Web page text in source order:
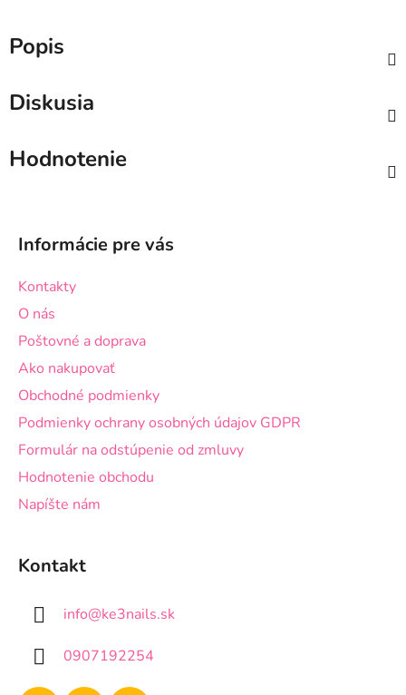
Popis
Diskusia
Hodnotenie
Informácie pre vás
Kontakty
O nás
Poštovné a doprava
Ako nakupovať
Obchodné podmienky
Podmienky ochrany osobných údajov GDPR
Formulár na odstúpenie od zmluvy
Hodnotenie obchodu
Napíšte nám
Kontakt
info@ke3nails.sk
0907192254